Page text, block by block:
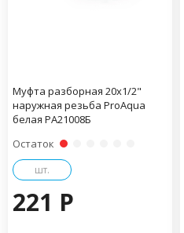
Муфта разборная 20х1/2"
наружная резьба ProAqua
белая PA21008Б
Остаток
шт.
221 P